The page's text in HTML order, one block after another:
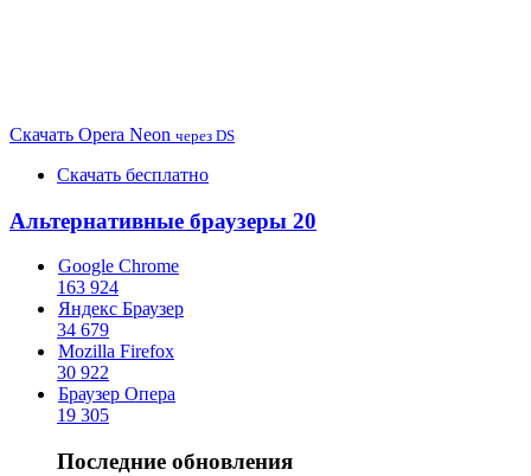
Скачать Opera Neon через DS
Скачать бесплатно
Альтернативные браузеры 20
Google Chrome
163 924
Яндекс Браузер
34 679
Mozilla Firefox
30 922
Браузер Опера
19 305
Последние обновления